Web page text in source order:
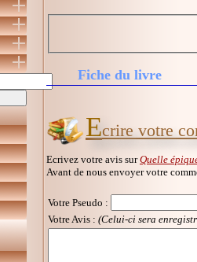
Fiche du livre
Ecrire votre
Ecrivez votre avis surQuelle
Avant de nous envoyer votre
Votre Pseudo :
Votre Avis : (Celui-ci sera